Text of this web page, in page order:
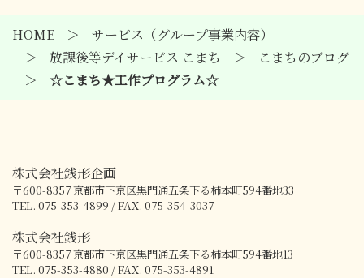
HOME
サービス（グループ事業内容）
放課後等デイサービス こまち
こまちのブログ
☆こまち★工作プログラム☆
株式会社銭形企画
〒600-8357京都市下京区黒門通五条下る柿本町594番地33
TEL. 075-353-4899 / FAX. 075-354-3037
株式会社銭形
〒600-8357京都市下京区黒門通五条下る柿本町594番地13
TEL. 075-353-4880 / FAX. 075-353-4891